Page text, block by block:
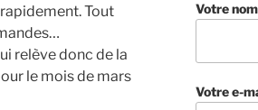
Tout
relève donc de la
le mois de mars
Votre nom
Votre e-